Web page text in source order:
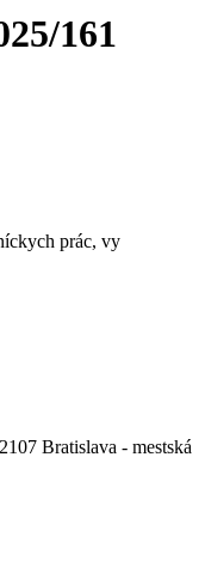
161
prác, vy
Bratislava - mestská